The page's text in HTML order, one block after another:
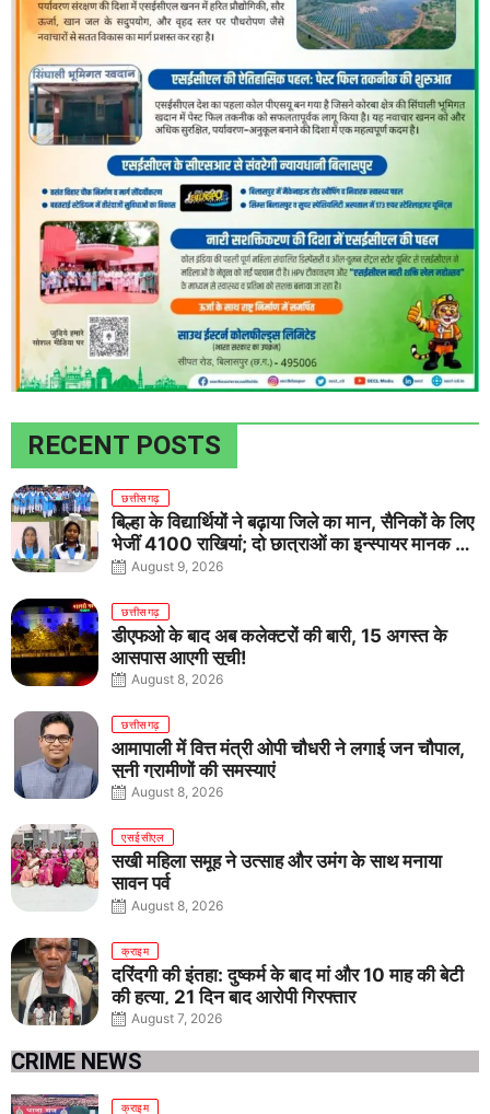
RECENT POSTS
छत्तीसगढ़
बिल्हा के विद्यार्थियों ने बढ़ाया जिले का मान, सैनिकों के लिए
भेजीं 4100 राखियां; दो छात्राओं का इन्स्पायर मानक में
राष्ट्रीय चयन
August 9, 2026
छत्तीसगढ़
डीएफओ के बाद अब कलेक्टरों की बारी, 15 अगस्त के
आसपास आएगी सूची!
August 8, 2026
छत्तीसगढ़
आमापाली में वित्त मंत्री ओपी चौधरी ने लगाई जन चौपाल,
सुनी ग्रामीणों की समस्याएं
August 8, 2026
एसईसीएल
सखी महिला समूह ने उत्साह और उमंग के साथ मनाया
सावन पर्व
August 8, 2026
क्राइम
दरिंदगी की इंतहा: दुष्कर्म के बाद मां और 10 माह की बेटी
की हत्या, 21 दिन बाद आरोपी गिरफ्तार
August 7, 2026
CRIME NEWS
क्राइम